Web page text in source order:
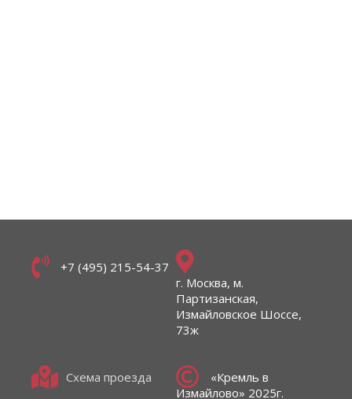
+7 (495) 215-54-37
г. Москва, м.
Партизанская,
Измайловское Шоссе,
73ж
Схема проезда
«Кремль в
Измайлово» 2025г.